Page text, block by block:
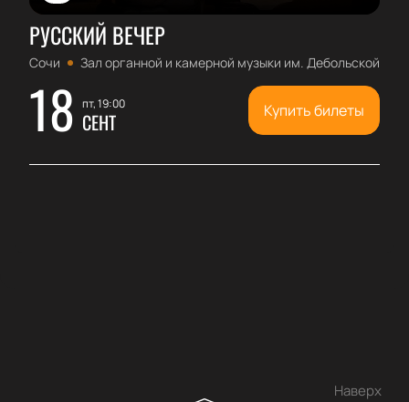
РУССКИЙ ВЕЧЕР
Сочи Зал органной и камерной музыки им. Дебольской
18 пт, 19:00
СЕНТ Купить билеты
Наверх